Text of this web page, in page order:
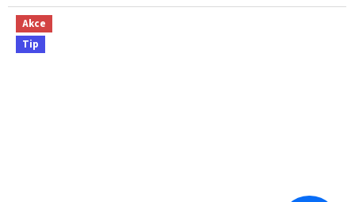
Akce
Tip